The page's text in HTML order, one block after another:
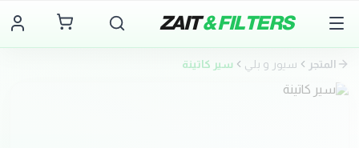
ZAIT& FILTERS
المتجر سيور و بلي سير كاتينة